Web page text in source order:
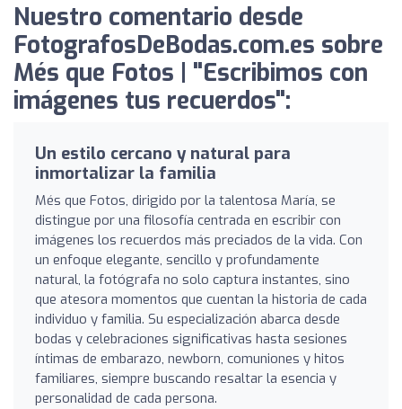
Nuestro comentario desde
FotografosDeBodas.com.es sobre
Més que Fotos | "Escribimos con
imágenes tus recuerdos":
Un estilo cercano y natural para
inmortalizar la familia
Més que Fotos, dirigido por la talentosa María, se
distingue por una filosofía centrada en escribir con
imágenes los recuerdos más preciados de la vida. Con
un enfoque elegante, sencillo y profundamente
natural, la fotógrafa no solo captura instantes, sino
que atesora momentos que cuentan la historia de cada
individuo y familia. Su especialización abarca desde
bodas y celebraciones significativas hasta sesiones
íntimas de embarazo, newborn, comuniones y hitos
familiares, siempre buscando resaltar la esencia y
personalidad de cada persona.